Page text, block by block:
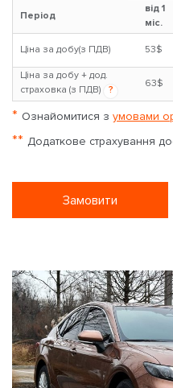
Період
від 1
міс.
Ціна за добу(з ПДВ) 53$
Ціна за добу + дод.
страховка (з ПДВ)
?
63$
* Ознайомитися з умовами
** Додаткове страхування
Замовити